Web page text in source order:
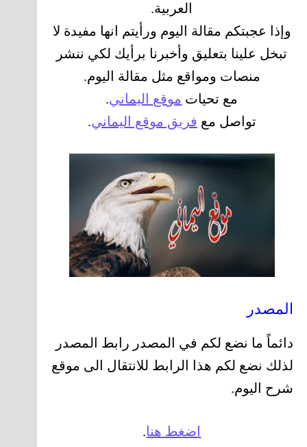
العربية.
وإذا عجبتكم مقالة اليوم ورأيتم انها مفيدة لا
تبخل علينا بتعليق وأخبرنا برأيك لكي ننشر
منصات ومواقع مثل مقالة اليوم.
مع تحيات موقع اليماني.
تواصل مع فريق موقع اليماني.
المصدر
دائماً ما نضع لكم في المصدر رابط المصدر
لذلك نضع لكم هذا الرابط للانتقال الى موقع
شرح اليوم.
اضغط هنا.